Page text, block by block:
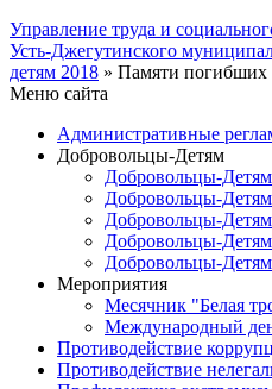
Управление труда и
Усть-Джегутинского
детям 2018 » Памяти погибших
Меню сайта
Административные
Добровольцы-Детям
Добровольцы-
Добровольцы-
Добровольцы-
Добровольцы-
Добровольцы-
Мероприятия
Месячник "Белая
Международный
Противодействие
Противодействие